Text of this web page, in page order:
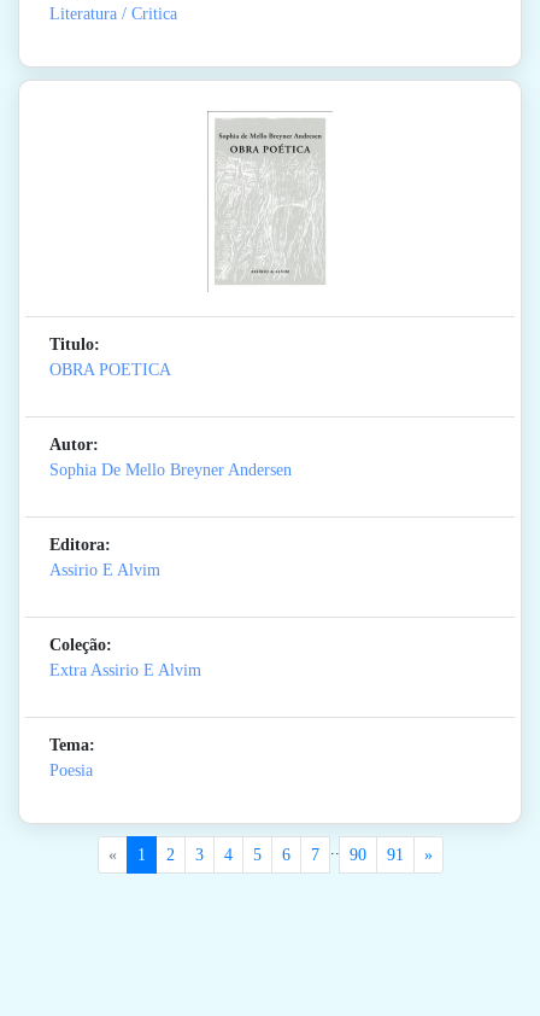
Literatura / Critica
Titulo:
OBRA POETICA
Autor:
Sophia De Mello Breyner Andersen
Editora:
Assirio E Alvim
Coleção:
Extra Assirio E Alvim
Tema:
Poesia
« 1 2 3 4 5 6 7 .. 90 91 »